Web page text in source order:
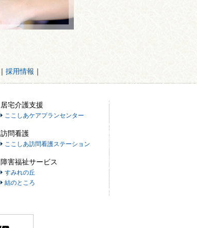
｜ 採用情報 ｜
居宅介護支援
ここしあケアプランセンター
訪問看護
ここしあ訪問看護ステーション
障害福祉サービス
すみれの丘
結のところ